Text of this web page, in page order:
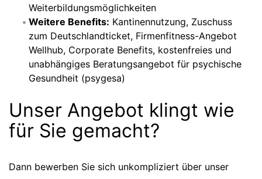
Weiterbildungsmöglichkeiten
Weitere Benefits: Kantinennutzung, Zuschuss
zum Deutschlandticket, Firmenfitness-Angebot
Wellhub, Corporate Benefits, kostenfreies und
unabhängiges Beratungsangebot für psychische
Gesundheit (psygesa)
Unser Angebot klingt wie
für Sie gemacht?
Dann bewerben Sie sich unkompliziert über unser